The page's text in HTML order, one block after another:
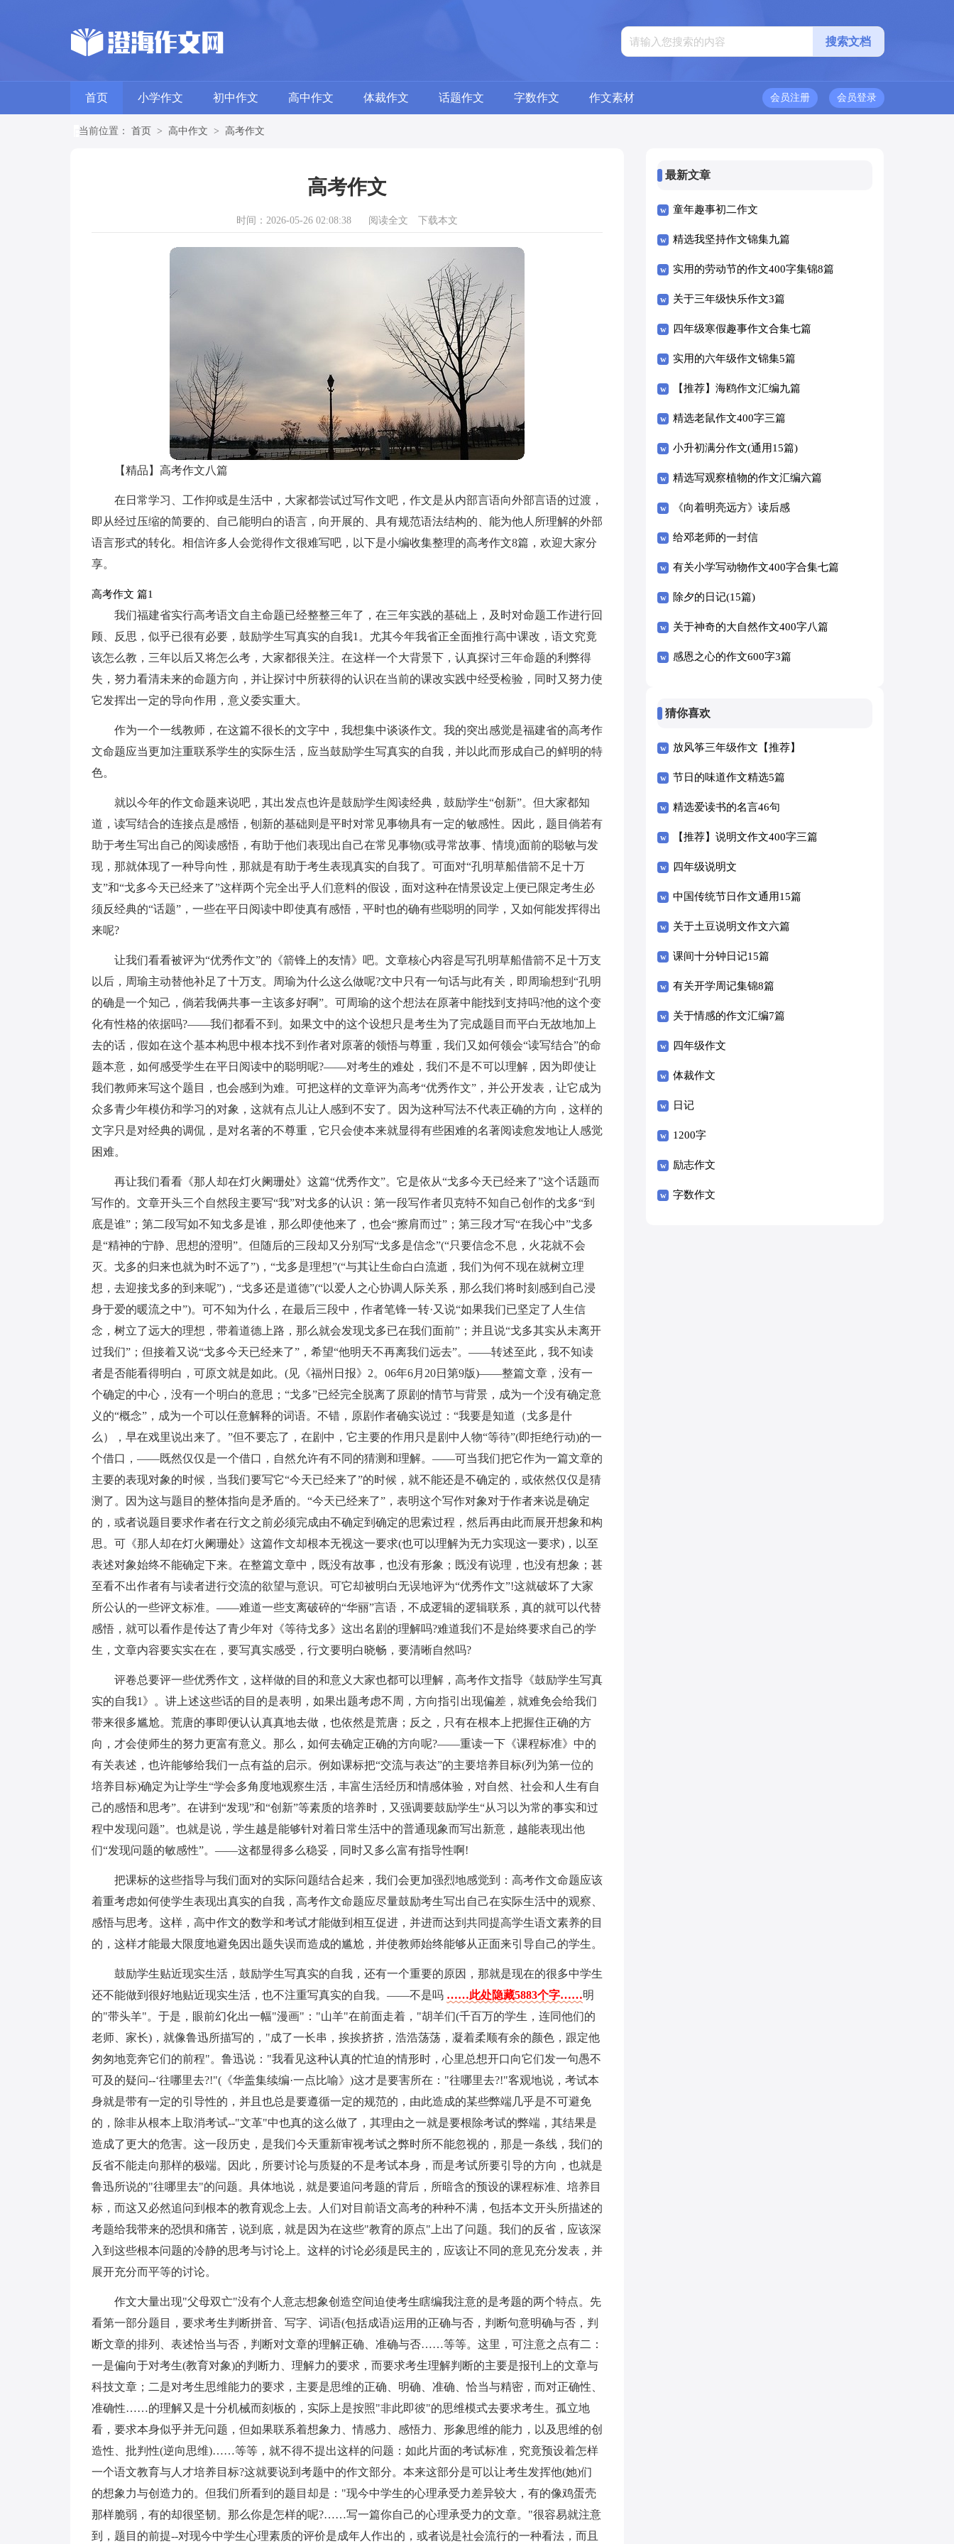
首页 小学作文 初中作文 高中作文 体裁作文 话题作文 字数作文 作文素材 会员登录
会员注册
当前位置： 首页 > 高中作文 > 高考作文
高考作文
时间：2026-05-26 02:08:38 阅读全文 下载本文
【精品】高考作文八篇
在日常学习、工作抑或是生活中，大家都尝试过写作文吧，作文是从内部言语向外部言语的过渡，
即从经过压缩的简要的、自己能明白的语言，向开展的、具有规范语法结构的、能为他人所理解的外部
语言形式的转化。相信许多人会觉得作文很难写吧，以下是小编收集整理的高考作文8篇，欢迎大家分
享。
高考作文 篇1
我们福建省实行高考语文自主命题已经整整三年了，在三年实践的基础上，及时对命题工作进行回
顾、反思，似乎已很有必要，鼓励学生写真实的自我1。尤其今年我省正全面推行高中课改，语文究竟
该怎么教，三年以后又将怎么考，大家都很关注。在这样一个大背景下，认真探讨三年命题的利弊得
失，努力看清未来的命题方向，并让探讨中所获得的认识在当前的课改实践中经受检验，同时又努力使
它发挥出一定的导向作用，意义委实重大。
作为一个一线教师，在这篇不很长的文字中，我想集中谈谈作文。我的突出感觉是福建省的高考作
文命题应当更加注重联系学生的实际生活，应当鼓励学生写真实的自我，并以此而形成自己的鲜明的特
色。
就以今年的作文命题来说吧，其出发点也许是鼓励学生阅读经典，鼓励学生“创新”。但大家都知
道，读写结合的连接点是感悟，刨新的基础则是平时对常见事物具有一定的敏感性。因此，题目倘若有
助于考生写出自己的阅读感悟，有助于他们表现出自己在常见事物(或寻常故事、情境)面前的聪敏与发
现，那就体现了一种导向性，那就是有助于考生表现真实的自我了。可面对“孔明草船借箭不足十万
支”和“戈多今天已经来了”这样两个完全出乎人们意料的假设，面对这种在情景设定上便已限定考生必
须反经典的“话题”，一些在平日阅读中即使真有感悟，平时也的确有些聪明的同学，又如何能发挥得出
来呢?
让我们看看被评为“优秀作文”的《箭锋上的友情》吧。文章核心内容是写孔明草船借箭不足十万支
以后，周瑜主动替他补足了十万支。周瑜为什么这么做呢?文中只有一句话与此有关，即周瑜想到“孔明
的确是一个知己，倘若我俩共事一主该多好啊”。可周瑜的这个想法在原著中能找到支持吗?他的这个变
化有性格的依据吗?——我们都看不到。如果文中的这个设想只是考生为了完成题目而平白无故地加上
去的话，假如在这个基本构思中根本找不到作者对原著的领悟与尊重，我们又如何领会“读写结合”的命
题本意，如何感受学生在平日阅读中的聪明呢?——对考生的难处，我们不是不可以理解，因为即使让
我们教师来写这个题目，也会感到为难。可把这样的文章评为高考“优秀作文”，并公开发表，让它成为
众多青少年模仿和学习的对象，这就有点儿让人感到不安了。因为这种写法不代表正确的方向，这样的
文字只是对经典的调侃，是对名著的不尊重，它只会使本来就显得有些困难的名著阅读愈发地让人感觉
困难。
再让我们看看《那人却在灯火阑珊处》这篇“优秀作文”。它是依从“戈多今天已经来了”这个话题而
写作的。文章开头三个自然段主要写“我”对戈多的认识：第一段写作者贝克特不知自己创作的戈多“到
底是谁”；第二段写如不知戈多是谁，那么即使他来了，也会“擦肩而过”；第三段才写“在我心中”戈多
是“精神的宁静、思想的澄明”。但随后的三段却又分别写“戈多是信念”(“只要信念不息，火花就不会
灭。戈多的归来也就为时不远了”)，“戈多是理想”(“与其让生命白白流逝，我们为何不现在就树立理
想，去迎接戈多的到来呢”)，“戈多还是道德”(“以爱人之心协调人际关系，那么我们将时刻感到自己浸
身于爱的暖流之中”)。可不知为什么，在最后三段中，作者笔锋一转·又说“如果我们已坚定了人生信
念，树立了远大的理想，带着道德上路，那么就会发现戈多已在我们面前”；并且说“戈多其实从未离开
过我们”；但接着又说“戈多今天已经来了”，希望“他明天不再离我们远去”。——转述至此，我不知读
者是否能看得明白，可原文就是如此。(见《福州日报》2。06年6月20日第9版)——整篇文章，没有一
个确定的中心，没有一个明白的意思；“戈多”已经完全脱离了原剧的情节与背景，成为一个没有确定意
义的“概念”，成为一个可以任意解释的词语。不错，原剧作者确实说过：“我要是知道（戈多是什
么），早在戏里说出来了。”但不要忘了，在剧中，它主要的作用只是剧中人物“等待”(即拒绝行动)的一
个借口，——既然仅仅是一个借口，自然允许有不同的猜测和理解。——可当我们把它作为一篇文章的
主要的表现对象的时候，当我们要写它“今天已经来了”的时候，就不能还是不确定的，或依然仅仅是猜
测了。因为这与题目的整体指向是矛盾的。“今天已经来了”，表明这个写作对象对于作者来说是确定
的，或者说题目要求作者在行文之前必须完成由不确定到确定的思索过程，然后再由此而展开想象和构
思。可《那人却在灯火阑珊处》这篇作文却根本无视这一要求(也可以理解为无力实现这一要求)，以至
表述对象始终不能确定下来。在整篇文章中，既没有故事，也没有形象；既没有说理，也没有想象；甚
至看不出作者有与读者进行交流的欲望与意识。可它却被明白无误地评为“优秀作文”!这就破坏了大家
所公认的一些评文标准。——难道一些支离破碎的“华丽”言语，不成逻辑的逻辑联系，真的就可以代替
感悟，就可以看作是传达了青少年对《等待戈多》这出名剧的理解吗?难道我们不是始终要求自己的学
生，文章内容要实实在在，要写真实感受，行文要明白晓畅，要清晰自然吗?
评卷总要评一些优秀作文，这样做的目的和意义大家也都可以理解，高考作文指导《鼓励学生写真
实的自我1》。讲上述这些话的目的是表明，如果出题考虑不周，方向指引出现偏差，就难免会给我们
带来很多尴尬。荒唐的事即便认认真真地去做，也依然是荒唐；反之，只有在根本上把握住正确的方
向，才会使师生的努力更富有意义。那么，如何去确定正确的方向呢?——重读一下《课程标准》中的
有关表述，也许能够给我们一点有益的启示。例如课标把“交流与表达”的主要培养目标(列为第一位的
培养目标)确定为让学生“学会多角度地观察生活，丰富生活经历和情感体验，对自然、社会和人生有自
己的感悟和思考”。在讲到“发现”和“创新”等素质的培养时，又强调要鼓励学生“从习以为常的事实和过
程中发现问题”。也就是说，学生越是能够针对着日常生活中的普通现象而写出新意，越能表现出他
们“发现问题的敏感性”。——这都显得多么稳妥，同时又多么富有指导性啊!
把课标的这些指导与我们面对的实际问题结合起来，我们会更加强烈地感觉到：高考作文命题应该
着重考虑如何使学生表现出真实的自我，高考作文命题应尽量鼓励考生写出自己在实际生活中的观察、
感悟与思考。这样，高中作文的数学和考试才能做到相互促进，并进而达到共同提高学生语文素养的目
的，这样才能最大限度地避免因出题失误而造成的尴尬，并使教师始终能够从正面来引导自己的学生。
鼓励学生贴近现实生活，鼓励学生写真实的自我，还有一个重要的原因，那就是现在的很多中学生
还不能做到很好地贴近现实生活，也不注重写真实的自我。——不是吗 ……此处隐藏5883个字……明
的"带头羊"。于是，眼前幻化出一幅"漫画"："山羊"在前面走着，"胡羊们(千百万的学生，连同他们的
老师、家长)，就像鲁迅所描写的，"成了一长串，挨挨挤挤，浩浩荡荡，凝着柔顺有余的颜色，跟定他
匆匆地竞奔它们的前程"。鲁迅说："我看见这种认真的忙迫的情形时，心里总想开口向它们发一句愚不
可及的疑问--‘往哪里去?!"(《华盖集续编·一点比喻》)这才是要害所在："往哪里去?!"客观地说，考试本
身就是带有一定的引导性的，并且也总是要遵循一定的规范的，由此造成的某些弊端几乎是不可避免
的，除非从根本上取消考试--"文革"中也真的这么做了，其理由之一就是要根除考试的弊端，其结果是
造成了更大的危害。这一段历史，是我们今天重新审视考试之弊时所不能忽视的，那是一条线，我们的
反省不能走向那样的极端。因此，所要讨论与质疑的不是考试本身，而是考试所要引导的方向，也就是
鲁迅所说的"往哪里去"的问题。具体地说，就是要追问考题的背后，所暗含的预设的课程标准、培养目
标，而这又必然追问到根本的教育观念上去。人们对目前语文高考的种种不满，包括本文开头所描述的
考题给我带来的恐惧和痛苦，说到底，就是因为在这些"教育的原点"上出了问题。我们的反省，应该深
入到这些根本问题的冷静的思考与讨论上。这样的讨论必须是民主的，应该让不同的意见充分发表，并
展开充分而平等的讨论。
作文大量出现"父母双亡"没有个人意志想象创造空间迫使考生瞎编我注意的是考题的两个特点。先
看第一部分题目，要求考生判断拼音、写字、词语(包括成语)运用的正确与否，判断句意明确与否，判
断文章的排列、表述恰当与否，判断对文章的理解正确、准确与否……等等。这里，可注意之点有二：
一是偏向于对考生(教育对象)的判断力、理解力的要求，而要求考生理解判断的主要是报刊上的文章与
科技文章；二是对考生思维能力的要求，主要是思维的正确、明确、准确、恰当与精密，而对正确性、
准确性……的理解又是十分机械而刻板的，实际上是按照"非此即彼"的思维模式去要求考生。孤立地
看，要求本身似乎并无问题，但如果联系着想象力、情感力、感悟力、形象思维的能力，以及思维的创
造性、批判性(逆向思维)……等等，就不得不提出这样的问题：如此片面的考试标准，究竟预设着怎样
一个语文教育与人才培养目标?这就要说到考题中的作文部分。本来这部分是可以让考生发挥他(她)们
的想象力与创造力的。但我们所看到的题目却是："现今中学生的心理承受力差异较大，有的像鸡蛋壳
那样脆弱，有的却很坚韧。那么你是怎样的呢?……写一篇你自己的心理承受力的文章。"很容易就注意
到，题目的前提--对现今中学生心理素质的评价是成年人作出的，或者说是社会流行的一种看法，而且
最新文章
童年趣事初二作文
精选我坚持作文锦集九篇
实用的劳动节的作文400字集锦8篇
关于三年级快乐作文3篇
四年级寒假趣事作文合集七篇
实用的六年级作文锦集5篇
【推荐】海鸥作文汇编九篇
精选老鼠作文400字三篇
小升初满分作文(通用15篇)
精选写观察植物的作文汇编六篇
《向着明亮远方》读后感
给邓老师的一封信
有关小学写动物作文400字合集七篇
除夕的日记(15篇)
关于神奇的大自然作文400字八篇
感恩之心的作文600字3篇
猜你喜欢
放风筝三年级作文【推荐】
节日的味道作文精选5篇
精选爱读书的名言46句
【推荐】说明文作文400字三篇
四年级说明文
中国传统节日作文通用15篇
关于土豆说明文作文六篇
课间十分钟日记15篇
有关开学周记集锦8篇
关于情感的作文汇编7篇
四年级作文
体裁作文
日记
1200字
励志作文
字数作文